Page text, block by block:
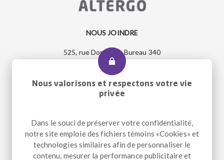
NOUS JOINDRE
525, rue Dominion, Bureau 340
Montréal, Qc H3J 2B4
Entrée accessible et pour le transport adapté : 2290, rue
Workman
Téléphone
+1 514 933-2739
Télécopieur +1 514 933-9384
Courriel
info@altergo.ca
Nous valorisons et respectons votre vie
privée
Dans le souci de préserver votre confidentialité,
notre site emploie des fichiers témoins «Cookies» et
technologies similaires afin de personnaliser le
contenu, mesurer la performance publicitaire et